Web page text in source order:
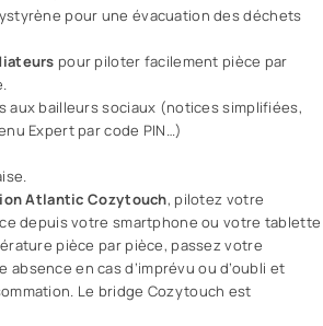
pour une évacuation des déchets
pour piloter facilement pièce par
aux bailleurs sociaux (notices simplifiées,
Expert par code PIN…)
Atlantic Cozytouch, pilotez votre
depuis votre smartphone ou votre tablette
pièce par pièce, passez votre
absence en cas d’imprévu ou d’oubli et
Le bridge Cozytouch est